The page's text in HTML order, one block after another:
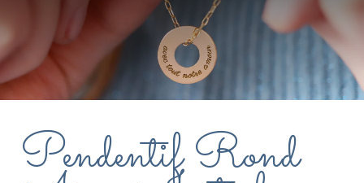
Pendentif Rond